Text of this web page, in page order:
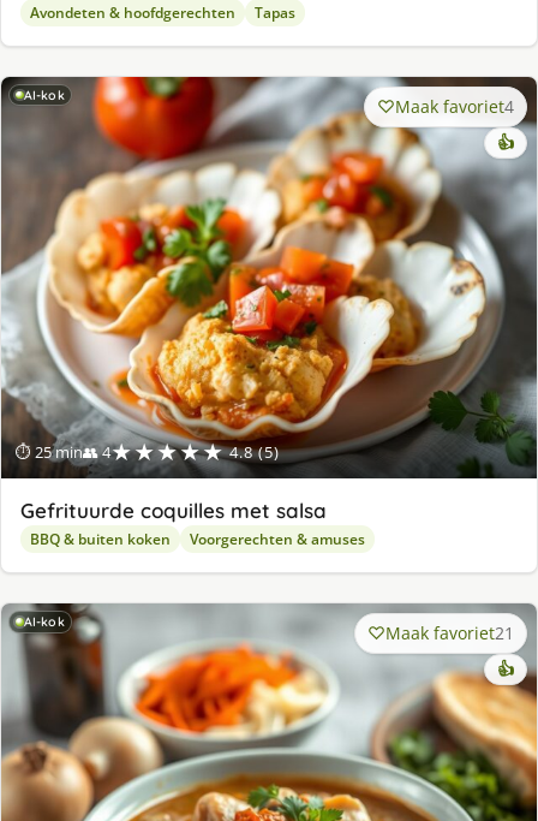
Avondeten & hoofdgerechten Tapas
AI-kok
⏱ 25 min👥 4★★★★★ 4.8 (5)
Maak favoriet4
👍
Gefrituurde coquilles met salsa
BBQ & buiten koken Voorgerechten & amuses
AI-kok Maak favoriet21
👍